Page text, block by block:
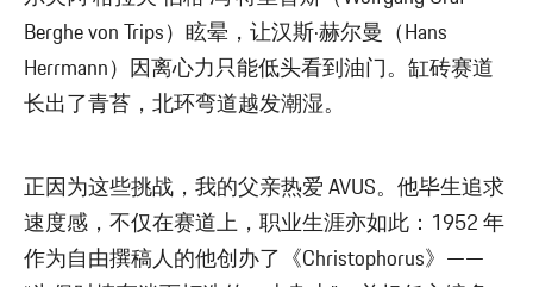
Berghe von Trips）眩晕，让汉斯·赫尔曼（Hans
Herrmann）因离心力只能低头看到油门。缸砖赛道
长出了青苔，北环弯道越发潮湿。
正因为这些挑战，我的父亲热爱 AVUS。他毕生追求
速度感，不仅在赛道上，职业生涯亦如此：1952 年
作为自由撰稿人的他创办了《Christophorus》——